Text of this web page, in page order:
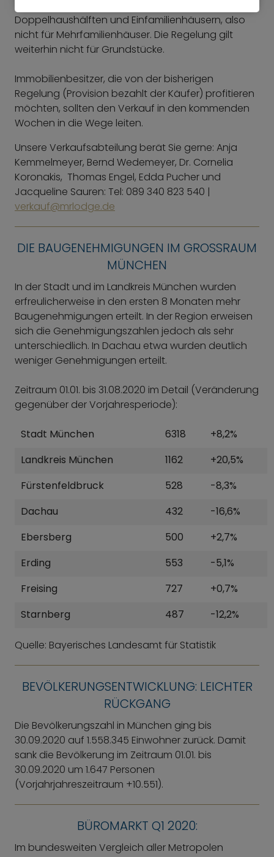
Doppelhaushälften und Einfamilienhäusern, also
nicht für Mehrfamilienhäuser. Die Regelung gilt
weiterhin nicht für Grundstücke.
Immobilienbesitzer, die von der bisherigen
Regelung (Provision bezahlt der Käufer) profitieren
möchten, sollten den Verkauf in den kommenden
Wochen in die Wege leiten.
Unsere Verkaufsabteilung berät Sie gerne: Anja
Kemmelmeyer, Bernd Wedemeyer, Dr. Cornelia
Koronakis, Thomas Engel, Edda Pucher und
Jacqueline Sauren: Tel: 089 340 823 540 |
verkauf@mrlodge.de
DIE BAUGENEHMIGUNGEN IM GROSSRAUM M
ÜNCHEN
In der Stadt und im Landkreis München wurden
erfreulicherweise in den ersten 8 Monaten mehr
Baugenehmigungen erteilt. In der Region erweisen
sich die Genehmigungszahlen jedoch als sehr
unterschiedlich. In Dachau etwa wurden deutlich
weniger Genehmigungen erteilt.
Zeitraum 01.01. bis 31.08.2020 im Detail (Veränderung
gegenüber der Vorjahresperiode):
Stadt München 6318
+8,2%
Landkreis München
1162
+20,5%
Fürstenfeldbruck
528
-8,3%
Dachau
432
-16,6%
Ebersberg
500
+2,7%
Erding
553
-5,1%
Freising
727
+0,7%
Starnberg
487 -12,2%
Quelle: Bayerisches Landesamt für Statistik
BEVÖLKERUNGSENTWICKLUNG: LEICHTER
RÜCKGANG
Die Bevölkerungszahl in München ging bis
30.09.2020 auf 1.558.345 Einwohner zurück. Damit
sank die Bevölkerung im Zeitraum 01.01. bis
30.09.2020 um 1.647 Personen
(Vorjahrjahreszeitraum +10.551).
BÜROMARKT Q1 2020:
Im bundesweiten Vergleich aller Metropolen